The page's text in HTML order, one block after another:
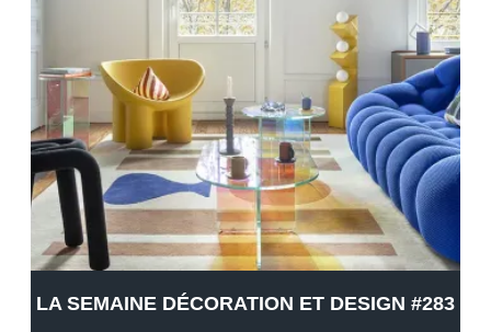
LA SEMAINE DÉCORATION ET DESIGN #283